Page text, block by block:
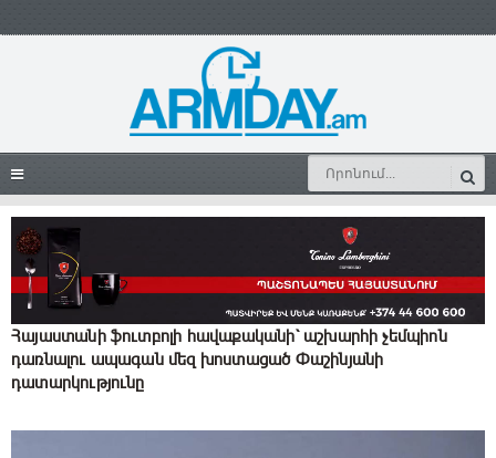
Հայաստանի ֆուտբոլի հավաքականի` աշխարհի չեմպիոն
դառնալու ապագան մեզ խոստացած Փաշինյանի
դատարկությունը